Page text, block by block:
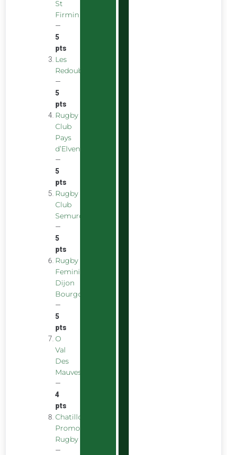
St
Firmin
—
5
pts
Les
Redoubstables
—
5
pts
Rugby
Club
Pays
d’Elven
—
5
pts
Rugby
Club
Semurois
—
5
pts
Rugby
Feminin
Dijon
Bourgogne
—
5
pts
O
Val
Des
Mauves
—
4
pts
Chatillon
Promotion
Rugby
—